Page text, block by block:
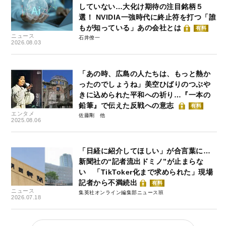
ニュース
2026.08.03
していない…大化け期待の注目銘柄５
選！ NVIDIA一強時代に終止符を打つ「誰
もが知っている」あの会社とは
有料
石井僚一
エンタメ
2025.08.06
「あの時、広島の人たちは、もっと熱か
ったのでしょうね」美空ひばりのつぶや
きに込められた平和への祈り…『一本の
鉛筆』で伝えた反戦への意志
有料
佐藤剛
ニュース
2026.07.18
「日経に紹介してほしい」が合言葉に…
新聞社の“記者流出ドミノ”が止まらな
い 「TikToker化まで求められた」現場
記者から不満続出
有料
集英社オンライン編集部ニュース班